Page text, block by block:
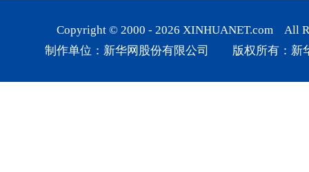
Copyright © 2000 - 2026 XINHUANET.com All
制作单位：新华网股份有限公司 版权所有：新